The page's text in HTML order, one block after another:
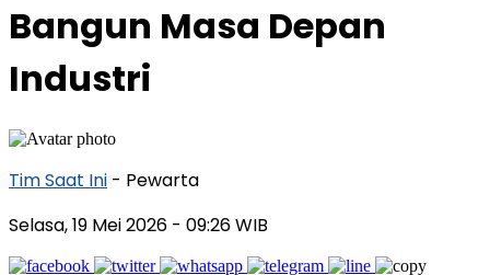
Bangun Masa Depan
Industri
Tim Saat Ini - Pewarta
Selasa, 19 Mei 2026 - 09:26 WIB